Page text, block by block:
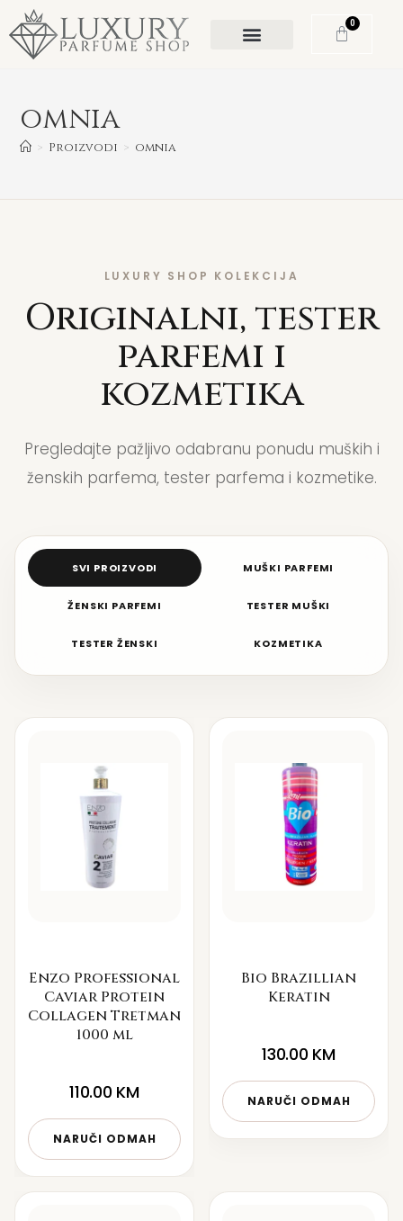
0
omnia
> Proizvodi > omnia
LUXURY SHOP KOLEKCIJA
Originalni, tester
parfemi i
kozmetika
Pregledajte pažljivo odabranu ponudu muških i
ženskih parfema, tester parfema i kozmetike.
SVI PROIZVODI MUŠKI PARFEMI
ŽENSKI PARFEMI TESTER MUŠKI
TESTER ŽENSKI KOZMETIKA
Enzo Professional
Caviar Protein
Collagen Tretman
1000 ml
110.00 KM
NARUČI ODMAH
Bio Brazillian
Keratin
130.00 KM
NARUČI ODMAH